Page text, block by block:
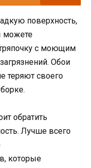
поверхность,
можете
с моющим
Обои
теряют своего
обратить
Лучше всего
которые